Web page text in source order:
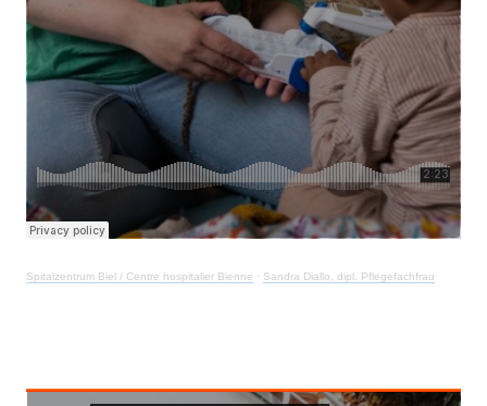
Spitalzentrum Biel / Centre hospitalier Bienne · Sandra Diallo, dipl. Pflegefachfrau